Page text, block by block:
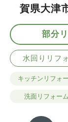
賀県大津
部分
水回りリフ
キッチンリフォ
洗面リフォーム